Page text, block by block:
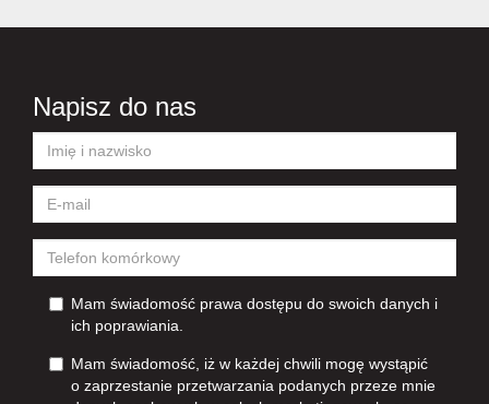
Napisz do nas
Mam świadomość prawa dostępu do swoich danych i
ich poprawiania.
Mam świadomość, iż w każdej chwili mogę wystąpić
o zaprzestanie przetwarzania podanych przeze mnie